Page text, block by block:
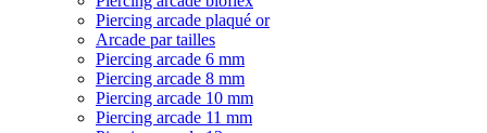
Piercing arcade plaqué or
Arcade par tailles
Piercing arcade 6 mm
Piercing arcade 8 mm
Piercing arcade 10 mm
Piercing arcade 11 mm